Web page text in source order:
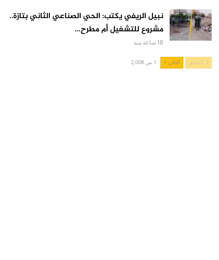
نبيل الريفي يكتب: الحي الصناعي الثاني بتازة..
مشروع للتشغيل أم مطرح…
18 ساعة منذ
السابق التالي 1 من 2,008